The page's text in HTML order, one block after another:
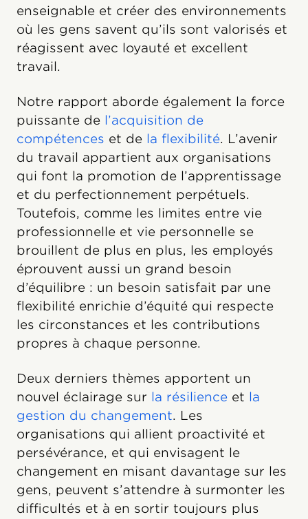
enseignable et créer des environnements
où les gens savent qu’ils sont valorisés et
réagissent avec loyauté et excellent
travail.
Notre rapport aborde également la force
puissante de l’acquisition de
compétences et de la flexibilité. L’avenir
du travail appartient aux organisations
qui font la promotion de l’apprentissage
et du perfectionnement perpétuels.
Toutefois, comme les limites entre vie
professionnelle et vie personnelle se
brouillent de plus en plus, les employés
éprouvent aussi un grand besoin
d’équilibre : un besoin satisfait par une
flexibilité enrichie d’équité qui respecte
les circonstances et les contributions
propres à chaque personne.
Deux derniers thèmes apportent un
nouvel éclairage sur la résilience et la
gestion du changement. Les
organisations qui allient proactivité et
persévérance, et qui envisagent le
changement en misant davantage sur les
gens, peuvent s’attendre à surmonter les
difficultés et à en sortir toujours plus